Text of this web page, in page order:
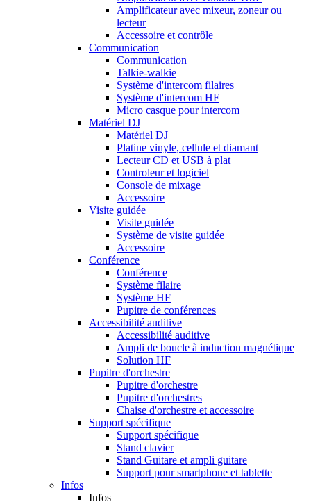
Amplificateur avec mixeur, zoneur ou
lecteur
Accessoire et contrôle
Communication
Communication
Talkie-walkie
Système d'intercom filaires
Système d'intercom HF
Micro casque pour intercom
Matériel DJ
Matériel DJ
Platine vinyle, cellule et diamant
Lecteur CD et USB à plat
Controleur et logiciel
Console de mixage
Accessoire
Visite guidée
Visite guidée
Système de visite guidée
Accessoire
Conférence
Conférence
Système filaire
Système HF
Pupitre de conférences
Accessibilité auditive
Accessibilité auditive
Ampli de boucle à induction magnétique
Solution HF
Pupitre d'orchestre
Pupitre d'orchestre
Pupitre d'orchestres
Chaise d'orchestre et accessoire
Support spécifique
Support spécifique
Stand clavier
Stand Guitare et ampli guitare
Support pour smartphone et tablette
Infos
Infos